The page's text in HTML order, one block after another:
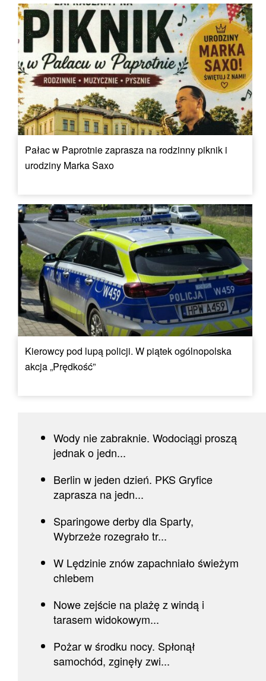
Pałac w Paprotnie zaprasza na rodzinny piknik i
urodziny Marka Saxo
Kierowcy pod lupą policji. W piątek ogólnopolska
akcja „Prędkość”
Wody nie zabraknie. Wodociągi proszą
jednak o jedn...
Berlin w jeden dzień. PKS Gryfice
zaprasza na jedn...
Sparingowe derby dla Sparty,
Wybrzeże rozegrało tr...
W Lędzinie znów zapachniało świeżym
chlebem
Nowe zejście na plażę z windą i
tarasem widokowym...
Pożar w środku nocy. Spłonął
samochód, zginęły zwi...